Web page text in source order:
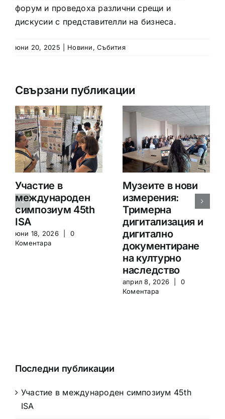
форум и проведоха различни срещи и
дискусии с представителли на бизнеса.
юни 20, 2025 Новини,Събития
Свързани публикации
Участие в
международен
симпозиум 45th
ISA
юни 18, 2026
0
Коментара
Музеите в нови
измерения:
Тримерна
дигитализация и
дигитално
документиране
на културно
наследство
април 8, 2026
0
Коментара
Последни публикации
Участие в международен симпозиум 45th
ISA